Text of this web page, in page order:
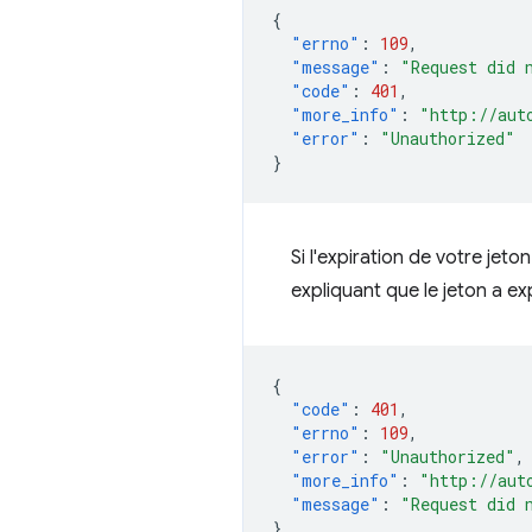
{
"errno" : 109,
"message" :
"Request did
"code" : 401 ,
"more_info" :
"http://
"error" :
"Unauthorized"
}
Si l'expiration de votre
expliquant que le jeton a
{
"code" : 401 ,
"errno" : 109,
"error" : "Unauthorized" ,
"more_info" :
"http://
"message" :
"Request